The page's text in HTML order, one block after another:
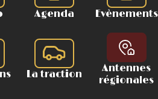
Agenda Evènements
La traction
Antennes
régionales